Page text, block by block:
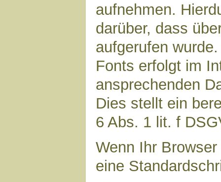
aufnehmen.
darüber, dass
aufgerufen
Fonts erfolgt im
ansprechenden
Dies stellt ein
6 Abs. 1 lit. f
Wenn Ihr
eine